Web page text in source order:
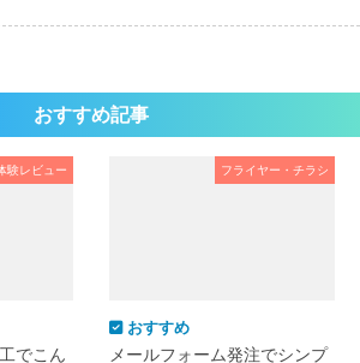
おすすめ記事
験レビュー
でこん
フライヤー・チラシ
おすすめ
メールフォーム発注でシンプ